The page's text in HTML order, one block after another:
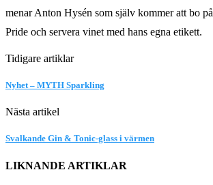
menar Anton Hysén som själv kommer att bo
Pride och servera vinet med hans egna etikett.
Tidigare artiklar
Nyhet – MYTH Sparkling
Nästa artikel
Svalkande Gin & Tonic-glass i värmen
LIKNANDE ARTIKLAR